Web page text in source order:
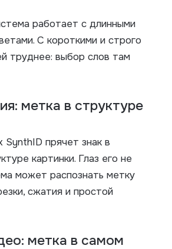
работает с длинными
С короткими и строго
труднее: выбор слов там
метка в структуре
SynthID прячет знак в
картинки. Глаз его не
может распознать метку
сжатия и простой
метка в самом